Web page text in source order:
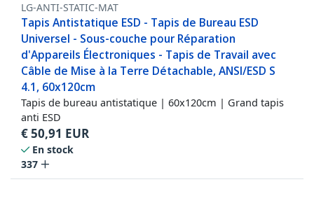
LG-ANTI-STATIC-MAT
Tapis Antistatique ESD - Tapis de Bureau ESD
Universel - Sous-couche pour Réparation
d'Appareils Électroniques - Tapis de Travail avec
Câble de Mise à la Terre Détachable, ANSI/ESD S
4.1, 60x120cm
Tapis de bureau antistatique | 60x120cm | Grand tapis
anti ESD
€50,91 EUR
En stock
337